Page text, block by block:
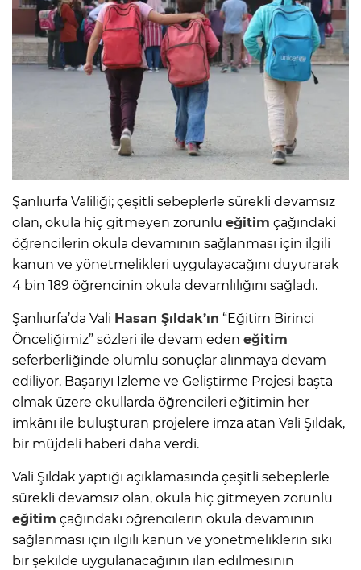
Şanlıurfa Valiliği; çeşitli sebeplerle sürekli devamsız
olan, okula hiç gitmeyen zorunlu eğitim çağındaki
öğrencilerin okula devamının sağlanması için ilgili
kanun ve yönetmelikleri uygulayacağını duyurarak
4 bin 189 öğrencinin okula devamlılığını sağladı.
Şanlıurfa’da Vali Hasan Şıldak’ın “Eğitim Birinci
Önceliğimiz” sözleri ile devam eden eğitim
seferberliğinde olumlu sonuçlar alınmaya devam
ediliyor. Başarıyı İzleme ve Geliştirme Projesi başta
olmak üzere okullarda öğrencileri eğitimin her
imkânı ile buluşturan projelere imza atan Vali Şıldak,
bir müjdeli haberi daha verdi.
Vali Şıldak yaptığı açıklamasında çeşitli sebeplerle
sürekli devamsız olan, okula hiç gitmeyen zorunlu
eğitim çağındaki öğrencilerin okula devamının
sağlanması için ilgili kanun ve yönetmeliklerin sıkı
bir şekilde uygulanacağının ilan edilmesinin